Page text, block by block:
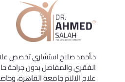
د.أحمد صلاح استشاري تخصص
الفقري والمفاصل بدون جراحة
علاج الالام جامعة القاهرة،